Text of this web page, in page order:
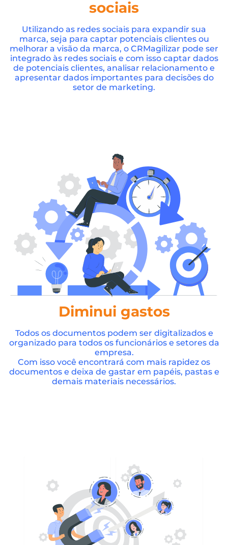
sociais
Utilizando as redes sociais para expandir sua
marca, seja para captar potenciais clientes ou
melhorar a visão da marca, o CRMagilizar pode ser
integrado às redes sociais e com isso captar dados
de potenciais clientes, analisar relacionamento e
apresentar dados importantes para decisões do
setor de marketing.
Diminui gastos
Todos os documentos podem ser digitalizados e
organizado para todos os funcionários e setores da
empresa.
Com isso você encontrará com mais rapidez os
documentos e deixa de gastar em papéis, pastas e
demais materiais necessários.